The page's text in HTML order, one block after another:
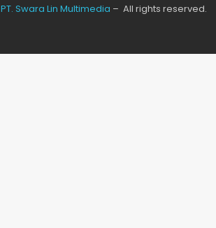
PT. Swara Lin Multimedia – All rights reserved.